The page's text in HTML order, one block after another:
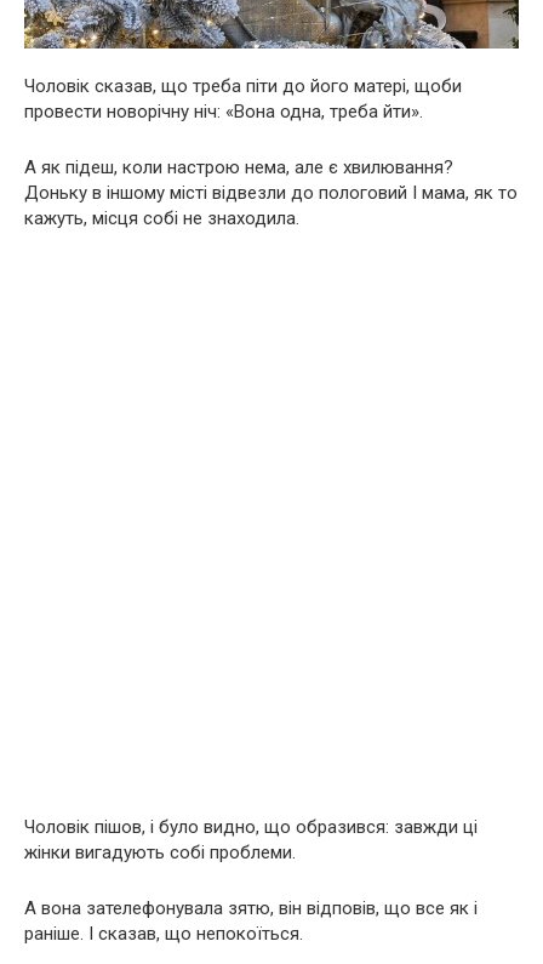
Чоловік сказав, що треба піти до його матері, щоби
провести новорічну ніч: «Вона одна, треба йти».
А як підеш, коли настрою нема, але є хвилювання?
Доньку в іншому місті відвезли до пологовий І мама, як то
кажуть, місця собі не знаходила.
Чоловік пішов, і було видно, що образився: завжди ці
жінки вигадують собі проблеми.
А вона зателефонувала зятю, він відповів, що все як і
раніше. І сказав, що непокоїться.